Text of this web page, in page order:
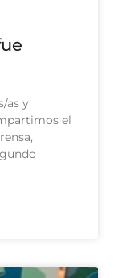
as y
el